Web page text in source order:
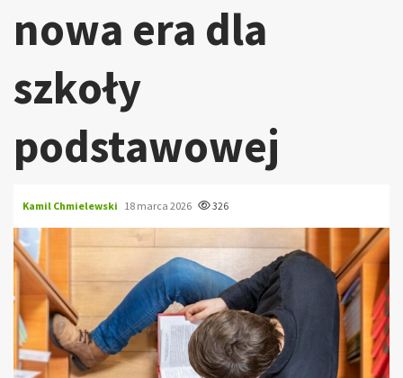
nowa era dla
szkoły
podstawowej
Kamil Chmielewski 18 marca 2026 326